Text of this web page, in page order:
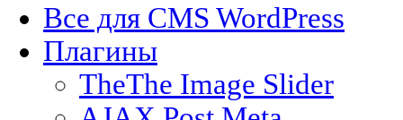
Все для CMS WordPress
Плагины
TheThe Image Slider